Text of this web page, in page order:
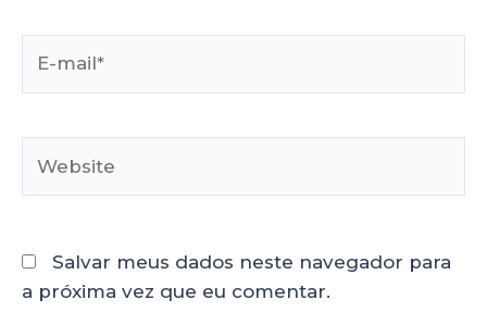
Salvar meus dados neste navegador para
a próxima vez que eu comentar.